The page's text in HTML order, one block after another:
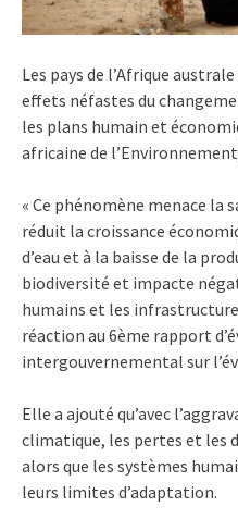
Les pays de l’Afrique
effets néfastes du
les plans humain et
africaine de
« Ce phénomène menace la
réduit la croissance
d’eau et à la baisse de la
biodiversité et impacte
humains et les
réaction au 6ème rapport
intergouvernemental sur
Elle a ajouté qu’avec
climatique, les pertes et les
alors que les systèmes
leurs limites d’adaptation.